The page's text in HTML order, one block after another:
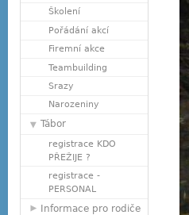
Školení
Pořádání akcí
Firemní akce
Teambuilding
Srazy
Narozeniny
Tábor
registrace KDO
PŘEŽIJE ?
registrace -
PERSONAL
Informace pro rodiče